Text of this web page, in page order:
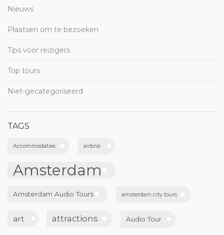
Nieuws
Plaatsen om te bezoeken
Tips voor reizigers
Top tours
Niet-gecategoriseerd
TAGS
Accommodaties airbnb
Amsterdam
Amsterdam Audio Tours amsterdam city tours
art attractions Audio Tour